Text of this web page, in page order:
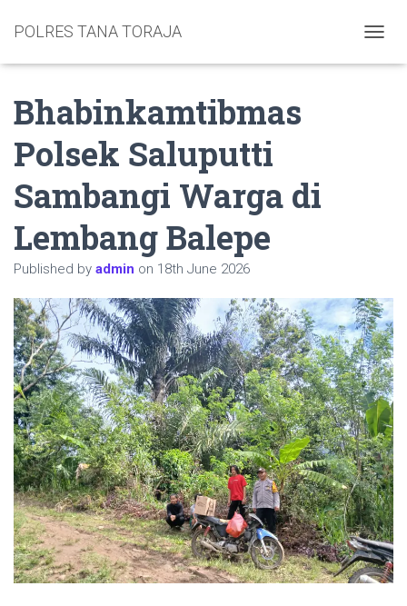
POLRES TANA TORAJA
Bhabinkamtibmas
Polsek Saluputti
Sambangi Warga di
Lembang Balepe
Published by admin on 18th June 2026